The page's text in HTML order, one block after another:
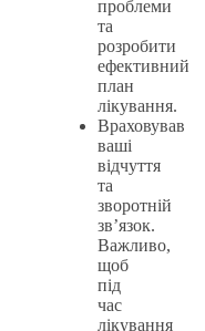
проблеми
та
розробити
ефективний
план
лікування.
Враховував
ваші
відчуття
та
зворотній
зв’язок.
Важливо,
щоб
під
час
лікування